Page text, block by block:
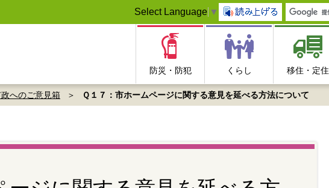
Select Language ▼
防災・防犯 くらし 移住・定住
へのご意見箱 Ｑ１７：市ホームページに関する意見を延べる方法について